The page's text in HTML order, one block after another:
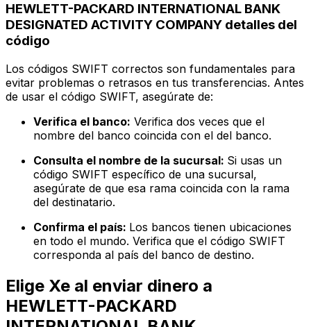
HEWLETT-PACKARD INTERNATIONAL BANK
DESIGNATED ACTIVITY COMPANY detalles del
código
Los códigos SWIFT correctos son fundamentales para
evitar problemas o retrasos en tus transferencias. Antes
de usar el código SWIFT, asegúrate de:
Verifica el banco: Verifica dos veces que el
nombre del banco coincida con el del banco.
Consulta el nombre de la sucursal: Si usas un
código SWIFT específico de una sucursal,
asegúrate de que esa rama coincida con la rama
del destinatario.
Confirma el país: Los bancos tienen ubicaciones
en todo el mundo. Verifica que el código SWIFT
corresponda al país del banco de destino.
Elige Xe al enviar dinero a
HEWLETT-PACKARD